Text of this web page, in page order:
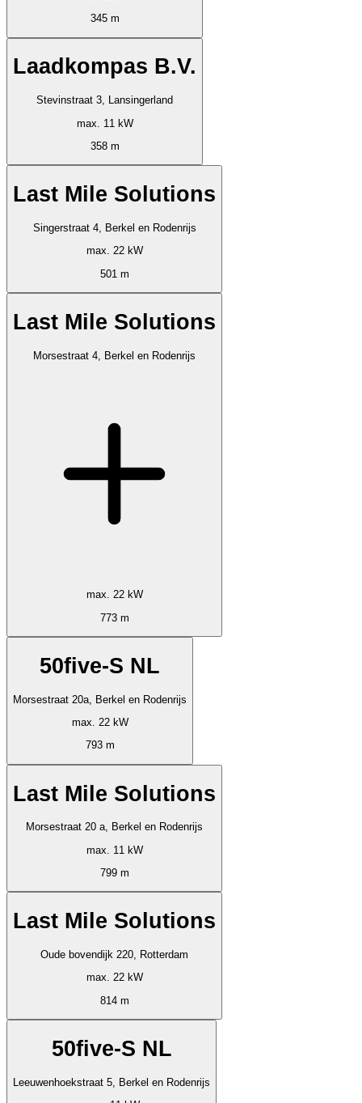
345 m
Laadkompas B.V.
Stevinstraat 3, Lansingerland
max. 11 kW
358 m
Last Mile Solutions
Singerstraat 4, Berkel en Rodenrijs
max. 22 kW
501 m
Last Mile Solutions
Morsestraat 4, Berkel en Rodenrijs
max. 22 kW
773 m
50five-S NL
Morsestraat 20a, Berkel en Rodenrijs
max. 22 kW
793 m
Last Mile Solutions
Morsestraat 20 a, Berkel en Rodenrijs
max. 11 kW
799 m
Last Mile Solutions
Oude bovendijk 220, Rotterdam
max. 22 kW
814 m
50five-S NL
Leeuwenhoekstraat 5, Berkel en Rodenrijs